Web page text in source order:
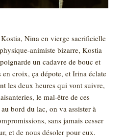
Nina en vierge sacrificielle
animiste bizarre, Kostia
un cadavre de bouc et
en croix, ça dépote, et Irina éclate
les deux heures qui vont suivre,
le mal-être de ces
bord du lac, on va assister à
sans jamais cesser
et de nous désoler pour eux.